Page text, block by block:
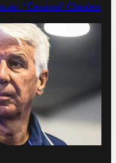
"Cessioni? Chiedete